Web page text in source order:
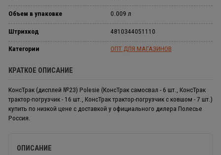
Объем в упаковке 0.009 л
Штрихкод 4810344051110
Категории ОПТ ДЛЯ МАГАЗИНОВ
КРАТКОЕ ОПИСАНИЕ
КонсТрак (дисплей №23) Polesie (КонсТрак самосвал - 6 шт., КонсТрак
трактор-погрузчик - 16 шт., КонсТрак трактор-погрузчик с ковшом - 7 шт.)
купить по низкой цене с доставкой у официального дилера Полесье
Россия.
ОПИСАНИЕ